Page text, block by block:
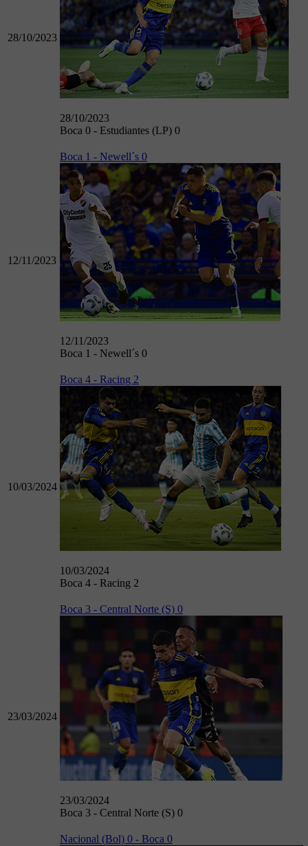
28/10/2023
28/10/2023
Boca 0 - Estudiantes (LP) 0
12/11/2023
Boca 1 - Newell´s 0
12/11/2023
Boca 1 - Newell´s 0
10/03/2024
Boca 4 - Racing 2
10/03/2024
Boca 4 - Racing 2
23/03/2024
Boca 3 - Central Norte (S) 0
23/03/2024
Boca 3 - Central Norte (S) 0
Nacional (Bol) 0 - Boca 0